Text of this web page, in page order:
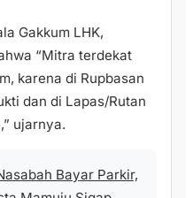
Gakkum LHK,
“Mitra terdekat
karena di Rupbasan
dan di Lapas/Rutan
ujarnya.
Bayar Parkir,